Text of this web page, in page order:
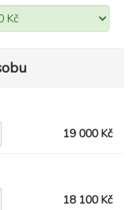
19 000 Kč
18 100 Kč